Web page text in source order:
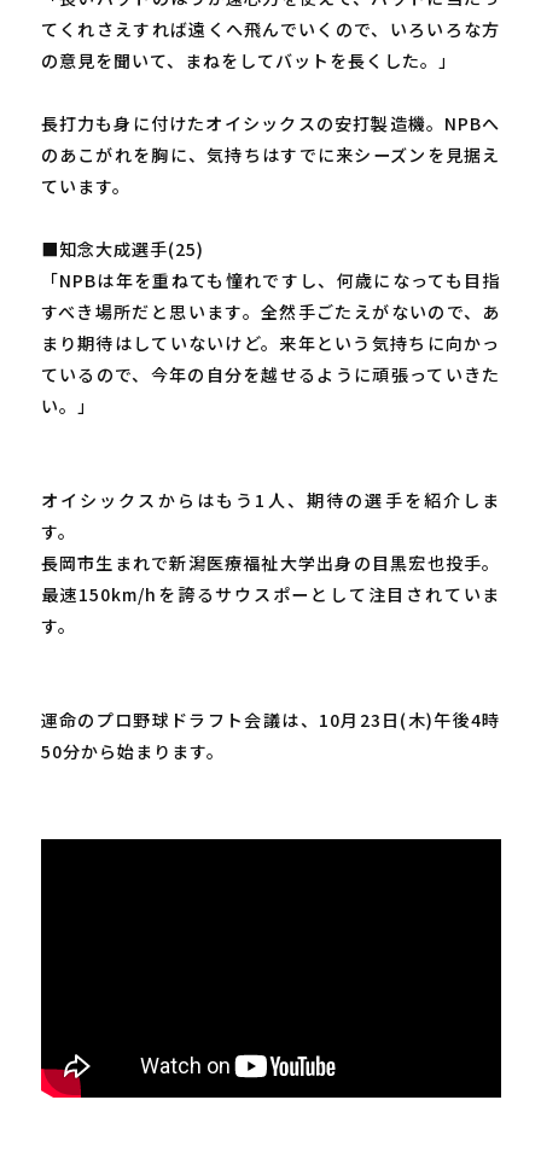
てくれさえすれば遠くへ飛んでいくので、いろいろな方
の意見を聞いて、まねをしてバットを長くした。」
長打力も身に付けたオイシックスの安打製造機。NPBへ
のあこがれを胸に、気持ちはすでに来シーズンを見据え
ています。
■知念大成選手(25)
「NPBは年を重ねても憧れですし、何歳になっても目指
すべき場所だと思います。全然手ごたえがないので、あ
まり期待はしていないけど。来年という気持ちに向かっ
ているので、今年の自分を越せるように頑張っていきた
い。」
オイシックスからはもう1人、期待の選手を紹介しま
す。
長岡市生まれで新潟医療福祉大学出身の目黒宏也投手。
最速150km/hを誇るサウスポーとして注目されていま
す。
運命のプロ野球ドラフト会議は、10月23日(木)午後4時
50分から始まります。